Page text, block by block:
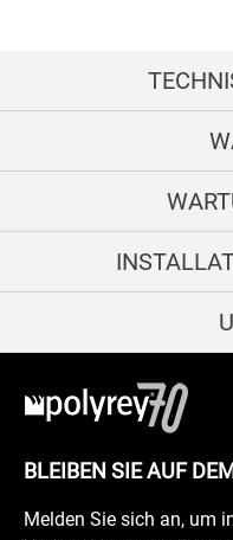
BLEIBEN SIE AUF
Melden Sie sich an, um